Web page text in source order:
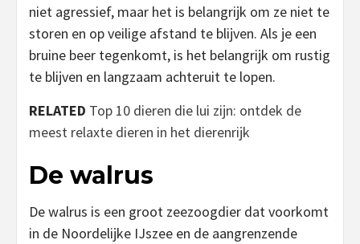
niet agressief, maar het is belangrijk om ze niet te
storen en op veilige afstand te blijven. Als je een
bruine beer tegenkomt, is het belangrijk om rustig
te blijven en langzaam achteruit te lopen.
RELATED Top 10 dieren die lui zijn: ontdek de
meest relaxte dieren in het dierenrijk
De walrus
De walrus is een groot zeezoogdier dat voorkomt
in de Noordelijke IJszee en de aangrenzende